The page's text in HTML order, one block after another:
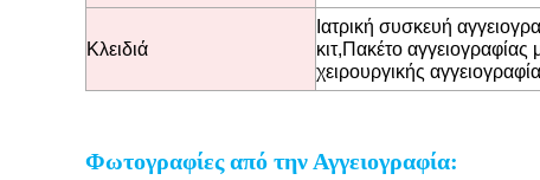
Κλειδιά
Ιατρική συσκευή
κιτ,Πακέτο αγγειογραφίας
χειρουργικής
Φωτογραφίες από την Αγγειογραφία: